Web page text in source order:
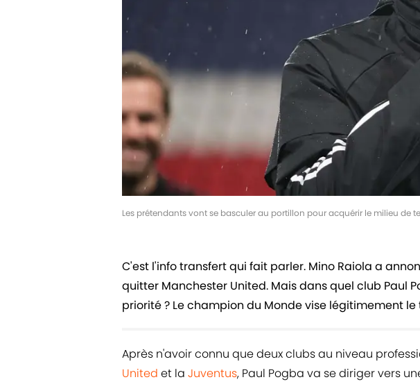
Les prétendants vont se basculer au portillon pour acquérir le milieu de
C'est l'info transfert qui fait parler. Mino Raiola a
quitter Manchester United. Mais dans quel club Paul
priorité ? Le champion du Monde vise légitimement
Après n'avoir connu que deux clubs au niveau
United et la Juventus, Paul Pogba va se diriger vers